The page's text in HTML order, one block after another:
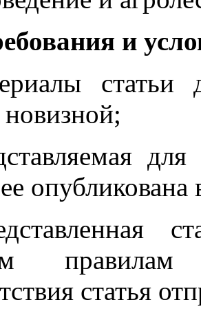
и
статьи
новизной;
опубликована
статья